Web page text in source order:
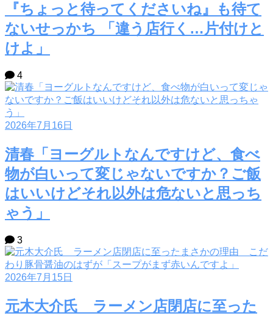
『ちょっと待ってくださいね』も待て
ないせっかち 「違う店行く…片付けと
けよ」
4
2026年7月16日
清春「ヨーグルトなんですけど、食べ
物が白いって変じゃないですか？ご飯
はいいけどそれ以外は危ないと思っち
ゃう」
3
2026年7月15日
元木大介氏 ラーメン店閉店に至った